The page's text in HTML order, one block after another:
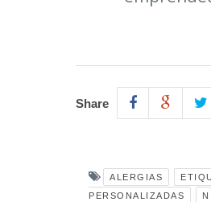
Share
ALERGIAS
PERSONALIZADAS